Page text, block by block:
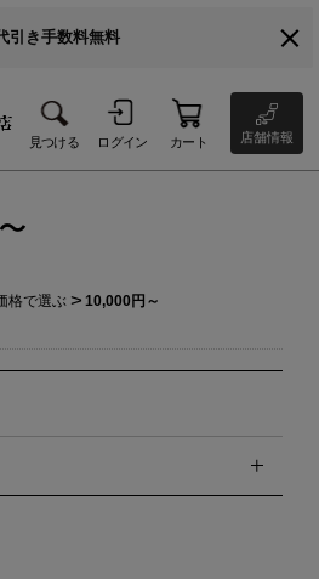
引き手数料無料
見つける ログイン カート 店舗情報
格で選ぶ 10,000円～